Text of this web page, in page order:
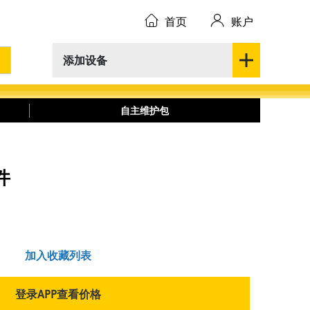
添加设备
首页 账户
自主维护包
加入收藏列表
登录APP查看价格